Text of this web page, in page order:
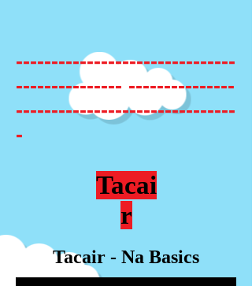
-------------------------------
--------------- ---------------
-------------------------------
-
Tacai
r
Tacair - Na Basics